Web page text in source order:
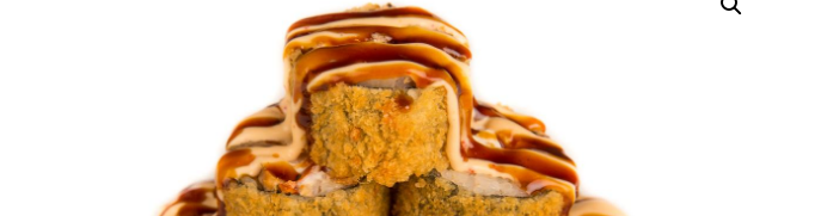
(Jugla)
22158888
(Centrs)
22113434